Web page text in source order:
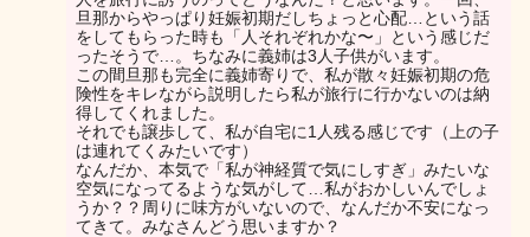
旦那からやっぱり妊娠初期だしちょっと心配…という話
をしてもらった時も「人それぞれかな〜」という感じだ
ったそうで…。ちなみに義姉は3人子供がいます。
この間旦那も完全に義姉寄りで、私が散々妊娠初期の危
険性をキレながら説明したら私が旅行に行かないのは納
得してくれました。
それでも譲歩して、私が自宅に1人残る感じです（上の子
は連れてくみたいです）
なんだか、本気で「私が神経質で気にしすぎ」みたいな
空気になってるような気がして…私がおかしいんでしょ
うか？？周りに味方がいないので、なんだか不安になっ
てきて。みなさんどう思いますか？